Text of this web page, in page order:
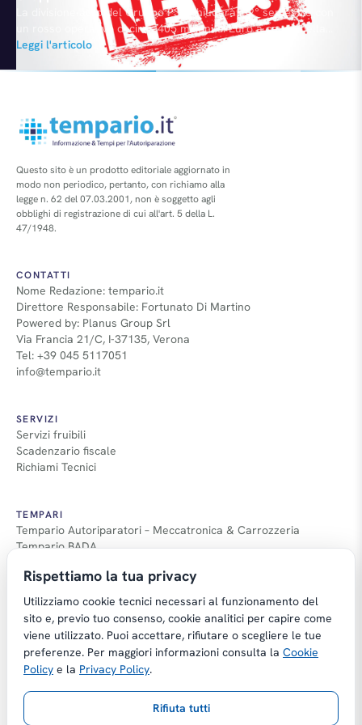
La divisione auto del Gruppo PSA chiuderà il 2° semestre con
un rosso operativo di circa 405 milioni di Euro a causa della
crisi economica che penalizza le vendite in Europa. Lo ha
anticipato il Presidente Philippe Varin.
Leggi l'articolo
Questo sito è un prodotto editoriale aggiornato in
modo non periodico, pertanto, con richiamo alla
legge n. 62 del 07.03.2001, non è soggetto agli
obblighi di registrazione di cui all'art. 5 della L.
47/1948.
CONTATTI
Nome Redazione: tempario.it
Direttore Responsabile: Fortunato Di Martino
Powered by: Planus Group Srl
Via Francia 21/C, I-37135, Verona
Tel: +39 045 5117051
info@tempario.it
SERVIZI
Servizi fruibili
Scadenzario fiscale
Richiami Tecnici
TEMPARI
Tempario Autoriparatori – Meccatronica & Carrozzeria
Tempario BADA
Guida Applicazione Tempi
Copyright © Tempario.it | Powered by
Planus Group Srl - P.I. IT03584100238
Gestito da Giancarmelo Pittalà
Rispettiamo la tua privacy
Utilizziamo cookie tecnici necessari al funzionamento del
sito e, previo tuo consenso, cookie analitici per capire come
viene utilizzato. Puoi accettare, rifiutare o scegliere le tue
preferenze. Per maggiori informazioni consulta la Cookie
Policy e la Privacy Policy.
Rifiuta tutti